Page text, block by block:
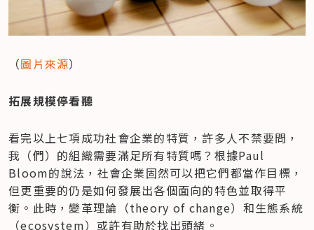
（圖片來源）
拓展規模停看聽
看完以上七項成功社會企業的特質，許多人不禁要問，
我（們）的組織需要滿足所有特質嗎？根據Paul
Bloom的說法，社會企業固然可以把它們都當作目標，
但更重要的仍是如何發展出各個面向的特色並取得平
衡。此時，變革理論（theory of change）和生態系統
（ecosystem）或許有助於找出頭緒。